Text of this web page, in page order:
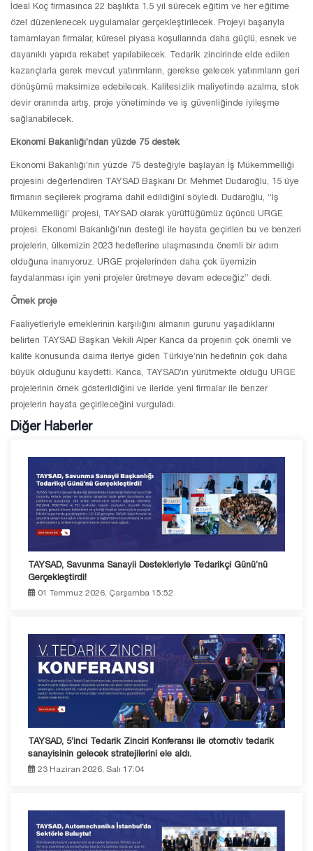
İdeal Koç firmasınca 22 başlıkta 1.5 yıl sürecek eğitim ve her eğitime
özel düzenlenecek uygulamalar gerçekleştirilecek. Projeyi başarıyla
tamamlayan firmalar, küresel piyasa koşullarında daha güçlü, esnek ve
dayanıklı yapıda rekabet yapılabilecek. Tedarik zincirinde elde edilen
kazançlarla gerek mevcut yatırımların, gerekse gelecek yatırımların geri
dönüşümü maksimize edebilecek. Kalitesizlik maliyetinde azalma, stok
devir oranında artış, proje yönetiminde ve iş güvenliğinde iyileşme
sağlanabilecek.
Ekonomi Bakanlığı’ndan yüzde 75 destek
Ekonomi Bakanlığı’nın yüzde 75 desteğiyle başlayan İş Mükemmelliği
projesini değerlendiren TAYSAD Başkanı Dr. Mehmet Dudaroğlu, 15 üye
firmanın seçilerek programa dahil edildiğini söyledi. Dudaroğlu, “İş
Mükemmelliği’ projesi, TAYSAD olarak yürüttüğümüz üçüncü URGE
projesi. Ekonomi Bakanlığı’nın desteği ile hayata geçirilen bu ve benzeri
projelerin, ülkemizin 2023 hedeflerine ulaşmasında önemli bir adım
olduğuna inanıyoruz. URGE projelerinden daha çok üyemizin
faydalanması için yeni projeler üretmeye devam edeceğiz” dedi.
Örnek proje
Faaliyetleriyle emeklerinin karşılığını almanın gurunu yaşadıklarını
belirten TAYSAD Başkan Vekili Alper Kanca da projenin çok önemli ve
kalite konusunda daima ileriye giden Türkiye’nin hedefinin çok daha
büyük olduğunu kaydetti. Kanca, TAYSAD’ın yürütmekte olduğu URGE
projelerinin örnek gösterildiğini ve ileride yeni firmalar ile benzer
projelerin hayata geçirileceğini vurguladı.
Diğer Haberler
TAYSAD, Savunma Sanayii Destekleriyle Tedarikçi Günü’nü
Gerçekleştirdi!
01 Temmuz 2026, Çarşamba 15:52
TAYSAD, 5’inci Tedarik Zinciri Konferansı ile otomotiv tedarik
sanayisinin gelecek stratejilerini ele aldı.
23 Haziran 2026, Salı 17:04